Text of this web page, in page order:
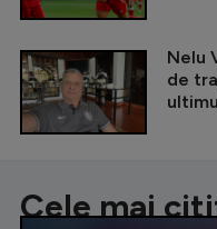
Nelu
de
Cele mai